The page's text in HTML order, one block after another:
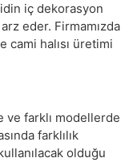
iç dekorasyon
eder. Firmamızda
cami halısı üretimi
ve farklı modellerde
farklılık
olduğu